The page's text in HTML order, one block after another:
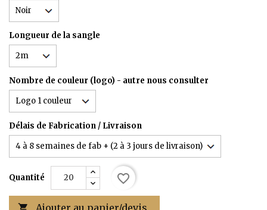
Longueur de la sangle
Nombre de couleur (logo) - autre nous consulter
Délais de Fabrication / Livraison
Quantité
 Ajouter au panier/devis
favorite_border